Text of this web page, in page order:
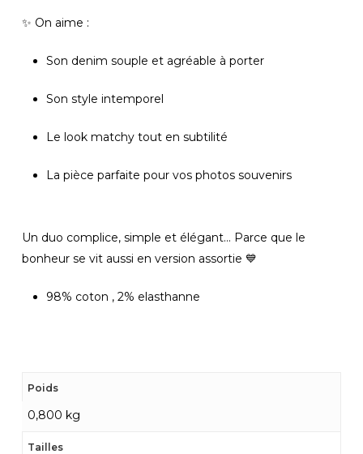
✨ On aime :
Son denim souple et agréable à porter
Son style intemporel
Le look matchy tout en subtilité
La pièce parfaite pour vos photos souvenirs
Un duo complice, simple et élégant… Parce que le
bonheur se vit aussi en version assortie 💙
98% coton , 2% elasthanne
Poids
0,800 kg
Tailles